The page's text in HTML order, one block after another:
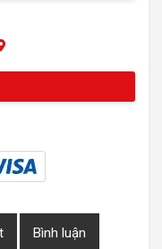
Bình luận